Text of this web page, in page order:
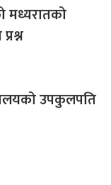
मध्यरातको
उपकुलपति